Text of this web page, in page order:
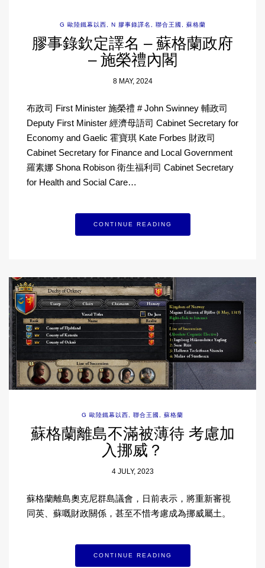
G 歐陸鐵幕以西 , N 膠事錄譯名 , 聯合王國 , 蘇格蘭
膠事錄欽定譯名 – 蘇格蘭政府
– 施榮禮內閣
8 MAY, 2024
布政司 First Minister 施榮禮 # John Swinney 輔政司
Deputy First Minister 經濟母語司 Cabinet Secretary for
Economy and Gaelic 霍寶琪 Kate Forbes 財政司
Cabinet Secretary for Finance and Local Government
羅素娜 Shona Robison 衛生福利司 Cabinet Secretary
for Health and Social Care…
CONTINUE READING
G 歐陸鐵幕以西 聯合王國 蘇格蘭
蘇格蘭離島不滿被薄待 考慮加
入挪威？
4 JULY, 2023
蘇格蘭離島奧克尼群島議會，日前表示，將重新審視
同英、蘇嘅財政關係，甚至不惜考慮成為挪威屬土。
CONTINUE READING